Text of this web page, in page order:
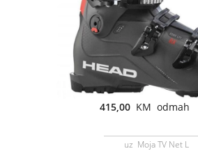
415,00 KM odmah
uz Moja TV Net L